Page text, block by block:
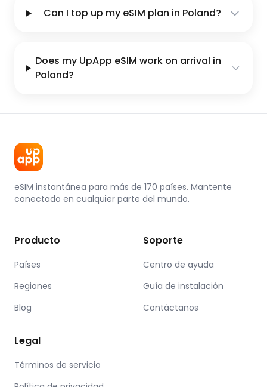
Can I top up my eSIM plan in Poland?
Does my UpApp eSIM work on arrival in
Poland?
eSIM instantánea para más de 170 países. Mantente
conectado en cualquier parte del mundo.
Producto
Países
Regiones
Blog
Soporte
Centro de ayuda
Guía de instalación
Contáctanos
Legal
Términos de servicio